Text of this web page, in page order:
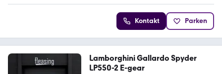
Kontakt Parken
Lamborghini Gallardo Spyder
LP550-2 E-gear